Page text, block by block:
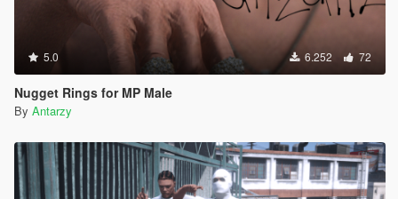
5.0 6.252 72
Nugget Rings for MP Male
By Antarzy